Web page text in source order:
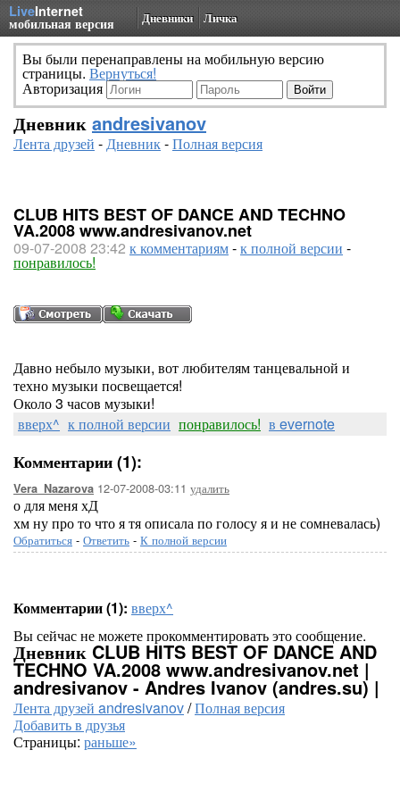
LiveInternet
мобильная версия Дневники Личка
Вы были перенаправлены на мобильную версию
страницы. Вернуться!
Авторизация
Дневник andresivanov
Лента друзей -Дневник-Полная версия
CLUB HITS BEST OF DANCE AND TECHNO
VA.2008 www.andresivanov.net
09-07-2008 23:42 к комментариям-к полной версии -
понравилось!
Давно небыло музыки, вот любителям танцевальной и
техно музыки посвещается!
Около 3 часов музыки!
вверх^ к полной версии понравилось! в evernote
Комментарии (1):
Vera_Nazarova 12-07-2008-03:11 удалить
о для меня хД
хм ну про то что я тя описала по голосу я и не сомневалась)
Обратиться - Ответить - К полной версии
Комментарии (1): вверх^
Вы сейчас не можете прокомментировать это сообщение.
Дневник CLUB HITS BEST OF DANCE AND
TECHNO VA.2008 www.andresivanov.net |
andresivanov - Andres Ivanov (andres.su) |
Лента друзей andresivanov/Полная версия
Добавить в друзья
Страницы: раньше»